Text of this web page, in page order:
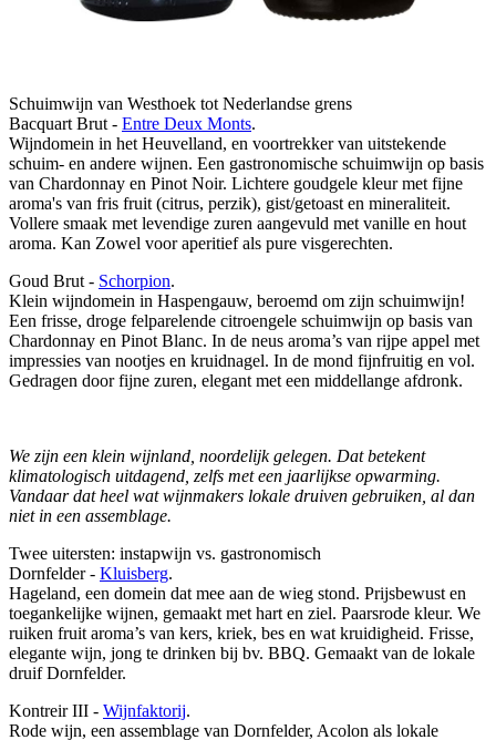
Schuimwijn van Westhoek tot Nederlandse grens
Bacquart Brut - Entre Deux Monts.
Wijndomein in het Heuvelland, en voortrekker van uitstekende
schuim- en andere wijnen. Een gastronomische schuimwijn op basis
van Chardonnay en Pinot Noir. Lichtere goudgele kleur met fijne
aroma's van fris fruit (citrus, perzik), gist/getoast en mineraliteit.
Vollere smaak met levendige zuren aangevuld met vanille en hout
aroma. Kan Zowel voor aperitief als pure visgerechten.
Goud Brut - Schorpion.
Klein wijndomein in Haspengauw, beroemd om zijn schuimwijn!
Een frisse, droge felparelende citroengele schuimwijn op basis van
Chardonnay en Pinot Blanc. In de neus aroma’s van rijpe appel met
impressies van nootjes en kruidnagel. In de mond fijnfruitig en vol.
Gedragen door fijne zuren, elegant met een middellange afdronk.
We zijn een klein wijnland, noordelijk gelegen. Dat betekent
klimatologisch uitdagend, zelfs met een jaarlijkse opwarming.
Vandaar dat heel wat wijnmakers lokale druiven gebruiken, al dan
niet in een assemblage.
Twee uitersten: instapwijn vs. gastronomisch
Dornfelder - Kluisberg.
Hageland, een domein dat mee aan de wieg stond. Prijsbewust en
toegankelijke wijnen, gemaakt met hart en ziel. Paarsrode kleur. We
ruiken fruit aroma’s van kers, kriek, bes en wat kruidigheid. Frisse,
elegante wijn, jong te drinken bij bv. BBQ. Gemaakt van de lokale
druif Dornfelder.
Kontreir III - Wijnfaktorij.
Rode wijn, een assemblage van Dornfelder, Acolon als lokale